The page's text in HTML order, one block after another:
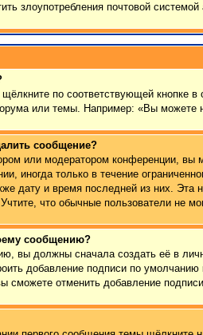
злоупотребления почтовой
по соответствующей кнопке
или темы. Например: «Вы можете
сообщение?
или модератором конференции, вы
иногда только в течение
дату и время последней из них.
что обычные пользователи не
сообщению?
вы должны сначала создать её в
добавление подписи по
сможете отменить добавление